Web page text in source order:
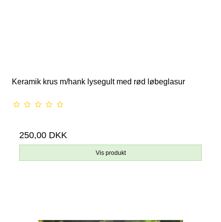
Keramik krus m/hank lysegult med rød løbeglasur
250,00 DKK
Vis produkt